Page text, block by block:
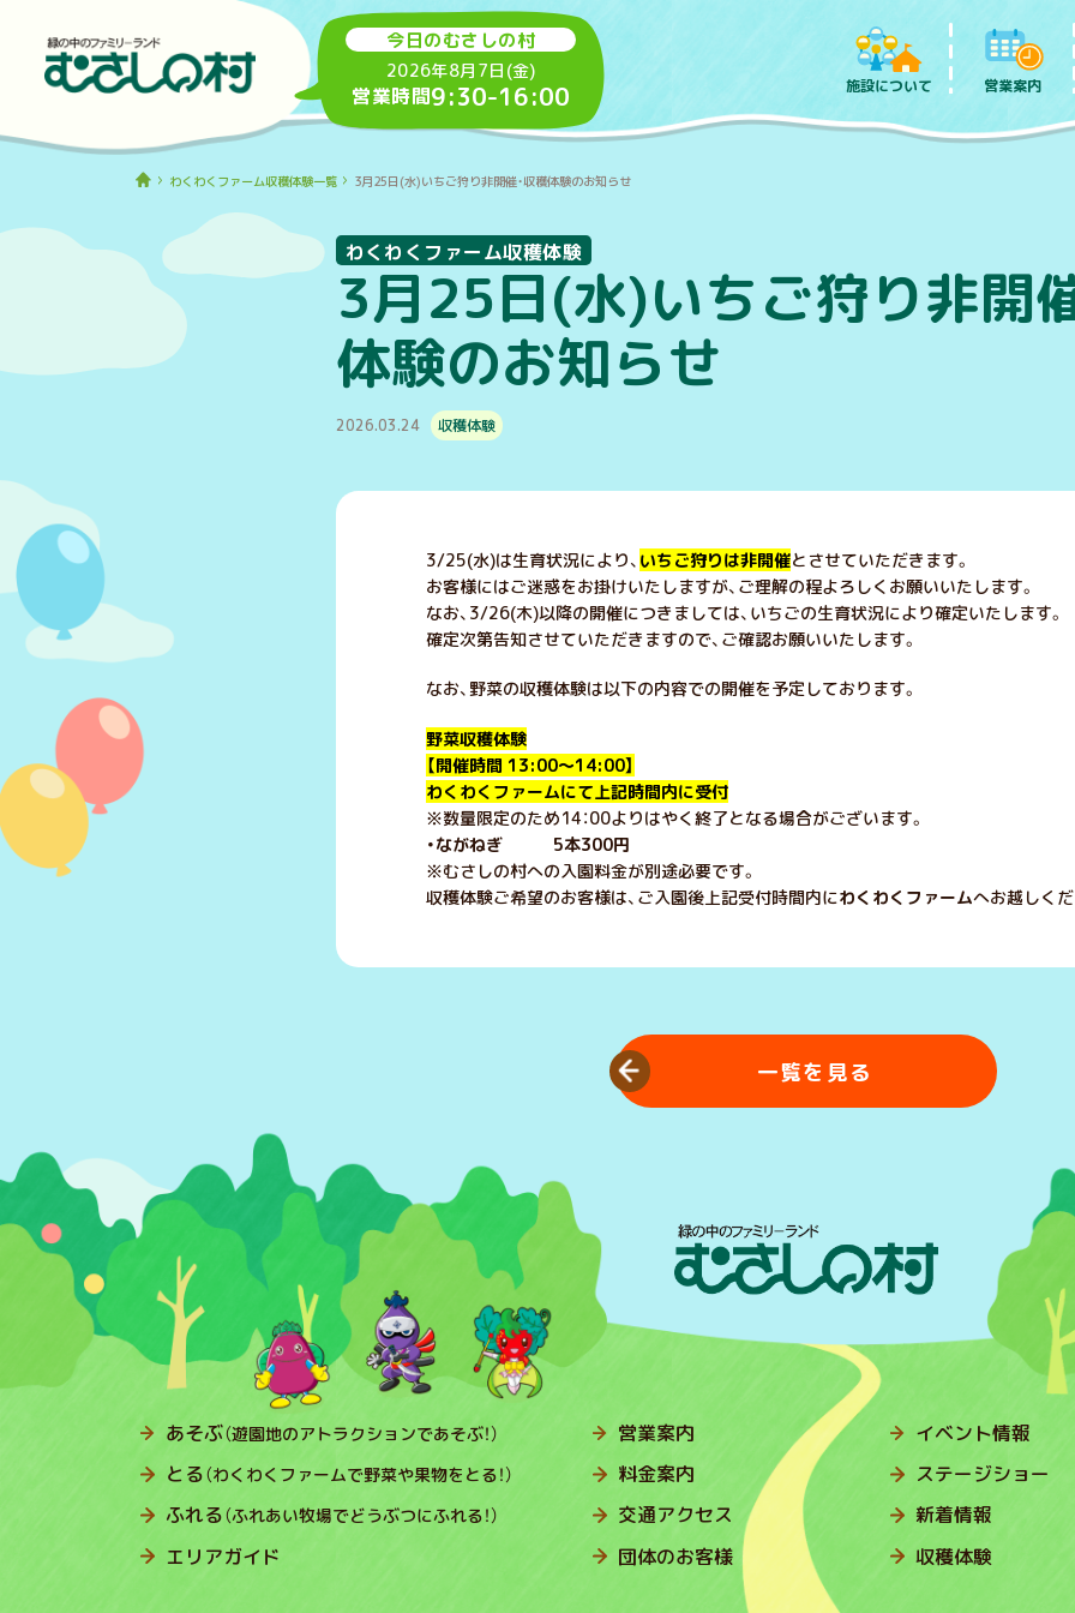
今日のむさしの村
2026年8月7日(金)
営業時間9:30-16:00 施設について 営業案内
わくわくファーム収穫体験一覧 3月25日(水)いちご狩り非開催・収穫体験のお知らせ
3月25日(水)いちご狩り非開
体験のお知らせ
わくわくファーム収穫体験
2026.03.24 収穫体験
3/25(水)は生育状況により、 いちご狩りは非開催とさせていただきます。
お客様にはご迷惑をお掛けいたしますが、ご理解の程よろしくお願いいたします。
なお、3/26(木)以降の開催につきましては、いちごの生育状況により確定いたします。
確定次第告知させていただきますので、ご確認お願いいたします。
なお、野菜の収穫体験は以下の内容での開催を予定しております。
野菜収穫体験
【開催時間 13:00～14:00】
わくわくファームにて上記時間内に受付
※数量限定のため14：00よりはやく終了となる場合がございます。
・ながねぎ 5本300円
※むさしの村への入園料金が別途必要です。
収穫体験ご希望のお客様は、ご入園後上記受付時間内にわくわくファームへお越しくだ
一覧を見る
あそぶ（遊園地のアトラクションであそぶ！）
とる（わくわくファームで野菜や果物をとる！）
ふれる（ふれあい牧場でどうぶつにふれる！）
エリアガイド
営業案内
料金案内
交通アクセス
団体のお客様
イベント情報
ステージショー
新着情報
収穫体験